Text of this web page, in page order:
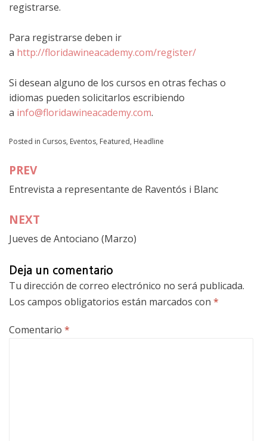
registrarse.
Para registrarse deben ir
a http://floridawineacademy.com/register/
Si desean alguno de los cursos en otras fechas o
idiomas pueden solicitarlos escribiendo
a info@floridawineacademy.com.
Posted in Cursos, Eventos, Featured, Headline
Navegación
de
entradas
PREV
Entrevista a representante de Raventós i Blanc
NEXT
Jueves de Antociano (Marzo)
Deja un comentario
Tu dirección de correo electrónico no será publicada.
Los campos obligatorios están marcados con *
Comentario *